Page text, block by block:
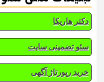
دکتر هاریکا
سئو تضمینی سایت
خرید رپورتاژ آگهی